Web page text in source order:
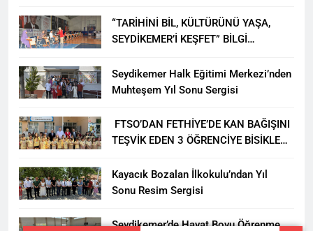
“TARİHİNİ BİL, KÜLTÜRÜNÜ YAŞA,
SEYDİKEMER’İ KEŞFET” BİLGİ
Seydikemer Halk Eğitimi Merkezi’nden
Muhteşem Yıl Sonu Sergisi
FTSO’DAN FETHİYE’DE KAN BAĞIŞINI
TEŞVİK EDEN 3 ÖĞRENCİYE BİSİKLET
Kayacık Bozalan İlkokulu’ndan Yıl
Sonu Resim Sergisi
Seydikemer’de Hayat Boyu Öğrenme